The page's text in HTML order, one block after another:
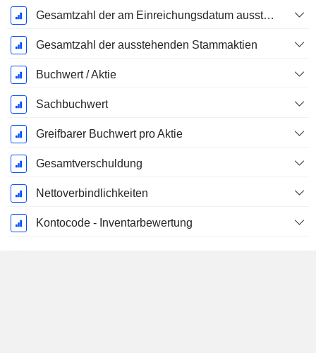
Gesamtzahl der am Einreichungsdatum ausstehenden Aktien
Gesamtzahl der ausstehenden Stammaktien
Buchwert / Aktie
Sachbuchwert
Greifbarer Buchwert pro Aktie
Gesamtverschuldung
Nettoverbindlichkeiten
Kontocode - Inventarbewertung